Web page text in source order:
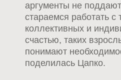
аргументы не
стараемся работать
коллективных и
счастью, таких
понимают
поделилась Цапко.